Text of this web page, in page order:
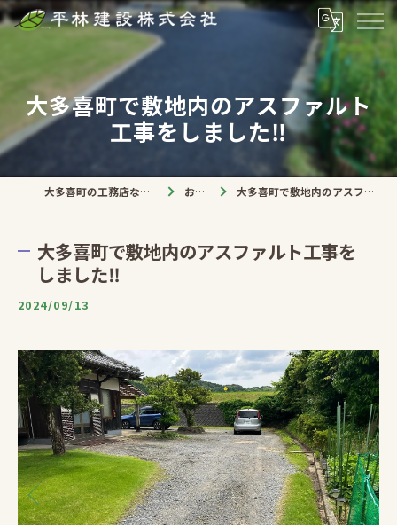
大多喜町で敷地内のアスファルト
工事をしました‼️
大多喜町の工務店なら平林建設株式会社 お知らせ 大多喜町で敷地内のアスファルト工事をしました‼️
大多喜町で敷地内のアスファルト工事を
しました‼️
2024/09/13